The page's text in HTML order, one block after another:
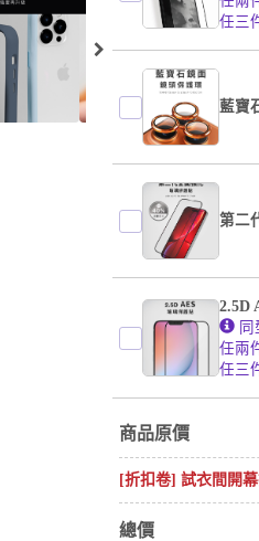
任三
藍寶
第二
2.5D
同
任兩
任三
商品原價
[折扣卷] 試衣間開
總價